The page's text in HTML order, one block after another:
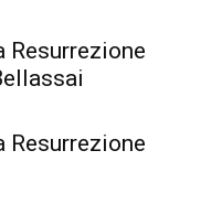
Resurrezione
Resurrezione